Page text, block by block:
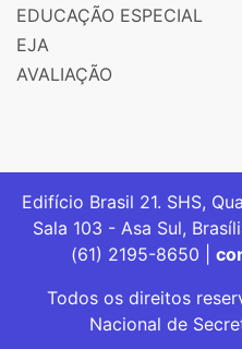
EDUCAÇÃO ESPECIAL
EJA
AVALIAÇÃO
Edifício Brasil 21. SHS,
Sala 103 - Asa Sul,
(61) 2195-8650 |
Todos os direitos
Nacional de